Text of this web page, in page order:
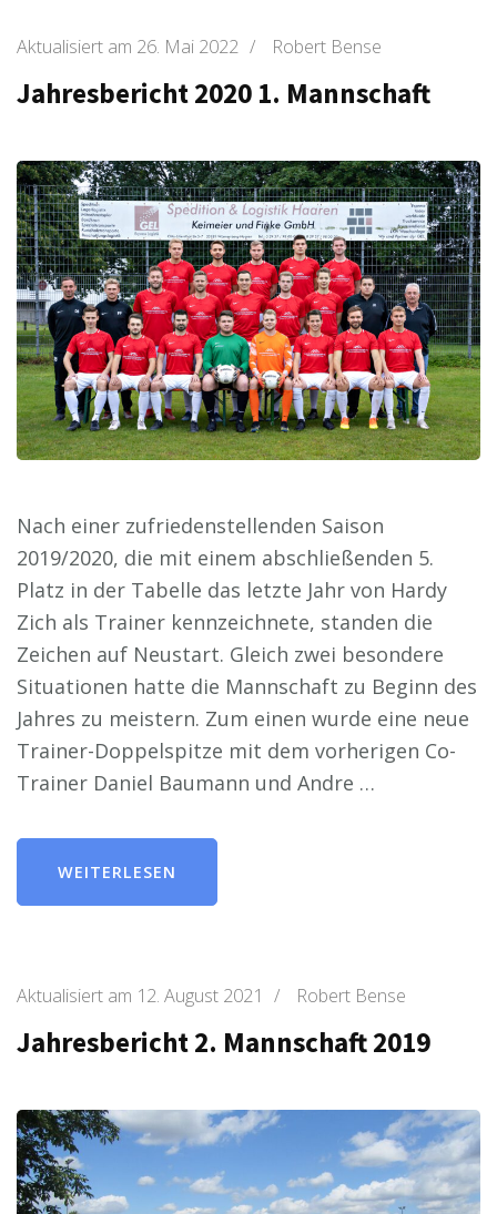
Aktualisiert am 26. Mai 2022 / Robert Bense
Jahresbericht 2020 1. Mannschaft
Nach einer zufriedenstellenden Saison
2019/2020, die mit einem abschließenden 5.
Platz in der Tabelle das letzte Jahr von Hardy
Zich als Trainer kennzeichnete, standen die
Zeichen auf Neustart. Gleich zwei besondere
Situationen hatte die Mannschaft zu Beginn des
Jahres zu meistern. Zum einen wurde eine neue
Trainer-Doppelspitze mit dem vorherigen Co-
Trainer Daniel Baumann und Andre …
WEITERLESEN
Aktualisiert am 12. August 2021 / Robert Bense
Jahresbericht 2. Mannschaft 2019